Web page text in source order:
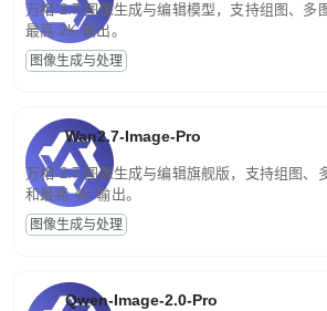
万相 2.7 图像生成与编辑模型，支持组图、多
最高 2K 输出。
图像生成与处理
Wan2.7-Image-Pro
万相 2.7 图像生成与编辑旗舰版，支持组图、
和最高 4K 输出。
图像生成与处理
Qwen-Image-2.0-Pro